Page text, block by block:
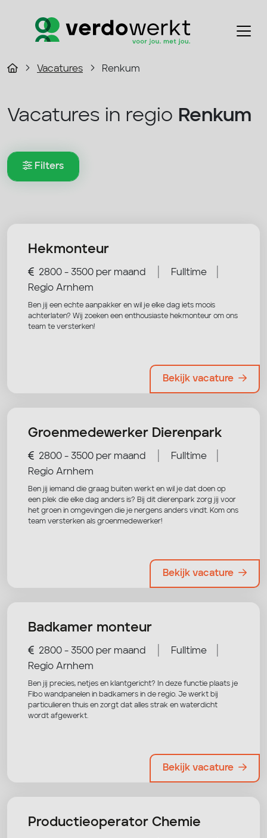
Vacatures Renkum
Vacatures in regio Renkum
Filters
Hekmonteur
2800 - 3500 per maand Fulltime
Regio Arnhem
Ben jij een echte aanpakker en wil je elke dag iets moois
achterlaten? Wij zoeken een enthousiaste hekmonteur om ons
team te versterken!
Bekijk vacature
Groenmedewerker Dierenpark
2800 - 3500 per maand Fulltime
Regio Arnhem
Ben jij iemand die graag buiten werkt en wil je dat doen op
een plek die elke dag anders is? Bij dit dierenpark zorg jij voor
het groen in omgevingen die je nergens anders vindt. Kom ons
team versterken als groenmedewerker!
Bekijk vacature
Badkamer monteur
2800 - 3500 per maand Fulltime
Regio Arnhem
Ben jij precies, netjes en klantgericht? In deze functie plaats je
Fibo wandpanelen in badkamers in de regio. Je werkt bij
particulieren thuis en zorgt dat alles strak en waterdicht
wordt afgewerkt.
Bekijk vacature
Productieoperator Chemie